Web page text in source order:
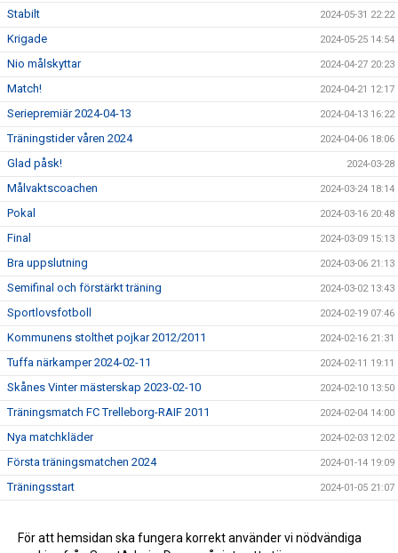
Stabilt 2024-05-31 22:22
Krigade 2024-05-25 14:54
Nio målskyttar 2024-04-27 20:23
Match! 2024-04-21 12:17
Seriepremiär 2024-04-13 2024-04-13 16:22
Träningstider våren 2024 2024-04-06 18:06
Glad påsk! 2024-03-28
Målvaktscoachen 2024-03-24 18:14
Pokal 2024-03-16 20:48
Final 2024-03-09 15:13
Bra uppslutning 2024-03-06 21:13
Semifinal och förstärkt träning 2024-03-02 13:43
Sportlovsfotboll 2024-02-19 07:46
Kommunens stolthet pojkar 2012/2011 2024-02-16 21:31
Tuffa närkamper 2024-02-11 2024-02-11 19:11
Skånes Vinter mästerskap 2023-02-10 2024-02-10 13:50
Träningsmatch FC Trelleborg-RAIF 2011 2024-02-04 14:00
Nya matchkläder 2024-02-03 12:02
Första träningsmatchen 2024 2024-01-14 19:09
Träningsstart 2024-01-05 21:07
Välkommen till RAIF 2024 2023-12-17 19:41
För att hemsidan ska fungera korrekt använder vi nödvändiga